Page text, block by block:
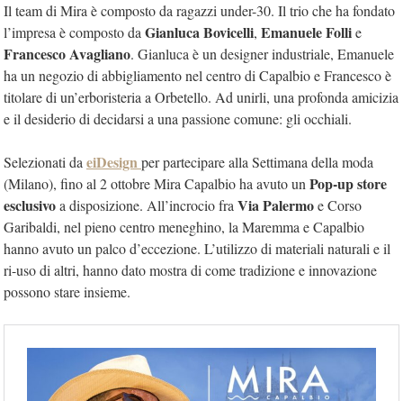
Il team di Mira è composto da ragazzi under-30. Il trio che ha fondato
l’impresa è composto daGianluca Bovicelli, Emanuele Follie
Francesco Avagliano. Gianluca è un designer industriale, Emanuele
ha un negozio di abbigliamento nel centro di Capalbio e Francesco è
titolare di un’erboristeria a Orbetello. Ad unirli, una profonda amicizia
e il desiderio di decidarsi a una passione comune: gli occhiali.
Selezionati daeiDesignper partecipare alla Settimana della moda
(Milano), fino al 2 ottobre Mira Capalbio ha avuto unPop-up store
esclusivoa disposizione. All’incrocio fraVia Palermoe Corso
Garibaldi, nel pieno centro meneghino, la Maremma e Capalbio
hanno avuto un palco d’eccezione. L’utilizzo di materiali naturali e il
ri-uso di altri, hanno dato mostra di come tradizione e innovazione
possono stare insieme.